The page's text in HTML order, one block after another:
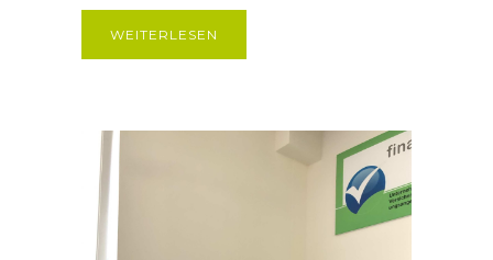
WEITERLESEN